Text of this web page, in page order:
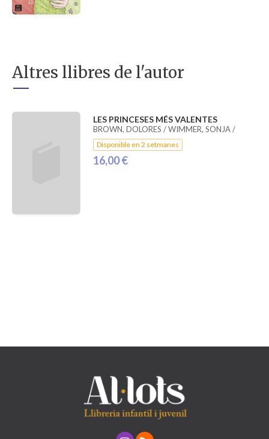
Altres llibres de l'autor
LES PRINCESES MÉS VALENTES
BROWN, DOLORES / WIMMER, SONJA /
Disponible en 2 setmanes
16,00 €